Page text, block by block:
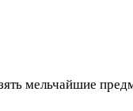
мельчайшие